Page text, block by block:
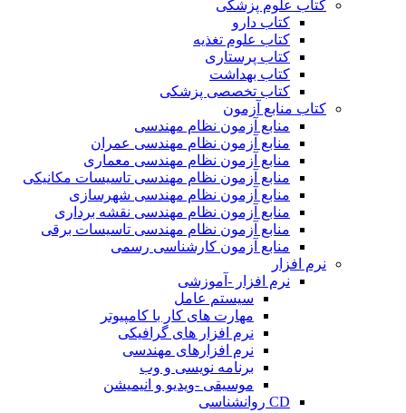
کتاب علوم پزشکی
کتاب دارو
کتاب علوم تغذیه
کتاب پرستاری
کتاب بهداشت
کتاب تخصصی پزشکی
کتاب منابع آزمون
منابع آزمون نظام مهندسی
منابع آزمون نظام مهندسی عمران
منابع آزمون نظام مهندسی معماری
منابع آزمون نظام مهندسی تاسیسات مکانیکی
منابع آزمون نظام مهندسی شهرسازی
منابع آزمون نظام مهندسی نقشه برداری
منابع آزمون نظام مهندسی تاسیسات برقی
منابع آزمون کارشناسی رسمی
نرم افزار
نرم افزار -آموزشی
سیستم عامل
مهارت های کار با کامپیوتر
نرم افزار های گرافیکی
نرم افزارهای مهندسی
برنامه نویسی و وب
موسیقی -ویدیو و انیمیشن
CD روانشناسی